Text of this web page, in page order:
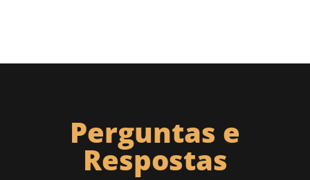
Perguntas e
Respostas